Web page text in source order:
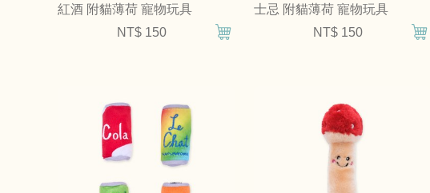
紅酒 附貓薄荷 寵物玩具
NT$ 150
士忌 附貓薄荷 寵物玩具
NT$ 150